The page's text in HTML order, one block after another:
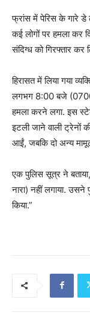
फ्रांस में पेरिस के गारे
कई लोगों पर हमला कर
संदिग्ध को गिरफ्तार
हिरासत में लिया गया
लगभग 8:00 बजे
हमला करने लगा. इस
इटली जाने वाली ट्रेनों
आईं, जबकि दो अन्य
एक पुलिस सूत्र ने
नारा) नहीं लगाया.
किया.”